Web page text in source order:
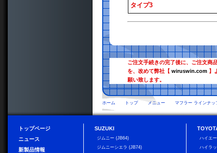
タイプ3
ご注文手続きの完了後に、ご注文商
を、改めて弊社【wiruswin.com 】
願い致します。
ホーム トップ メニュー マフラー ラインナッ
トップページ
ニュース
新製品情報
SUZUKI
ジムニー (JB64)
ジムニーシエラ (JB74)
ハイエ
ハイラ